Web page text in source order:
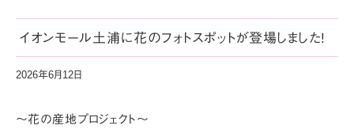
イオンモール土浦に花のフォトスポットが登場しました!
2026年6月12日
～花の産地プロジェクト～